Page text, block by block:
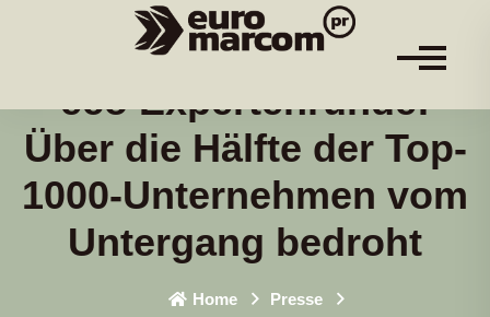
eco Expertenrunde:
Über die Hälfte der Top-
1000-Unternehmen vom
Untergang bedroht
Home
Presse